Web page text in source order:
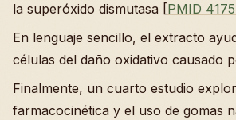
la superóxido dismutasa [PMID
En lenguaje sencillo, el extracto
células del daño oxidativo causado
Finalmente, un cuarto estudio
farmacocinética y el uso de gomas